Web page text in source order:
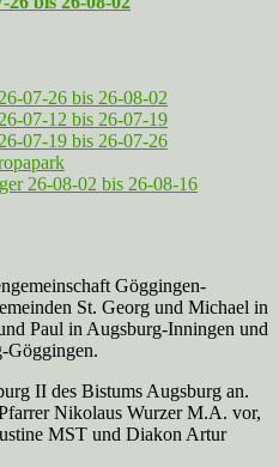
07-26 bis 26-08-02
07-12 bis 26-07-19
07-19 bis 26-07-26
26-08-02 bis 26-08-16
Göggingen-
St. Georg und Michael in
Paul in Augsburg-Inningen und
Göggingen.
II des Bistums Augsburg an.
Nikolaus Wurzer M.A. vor,
MST und Diakon Artur